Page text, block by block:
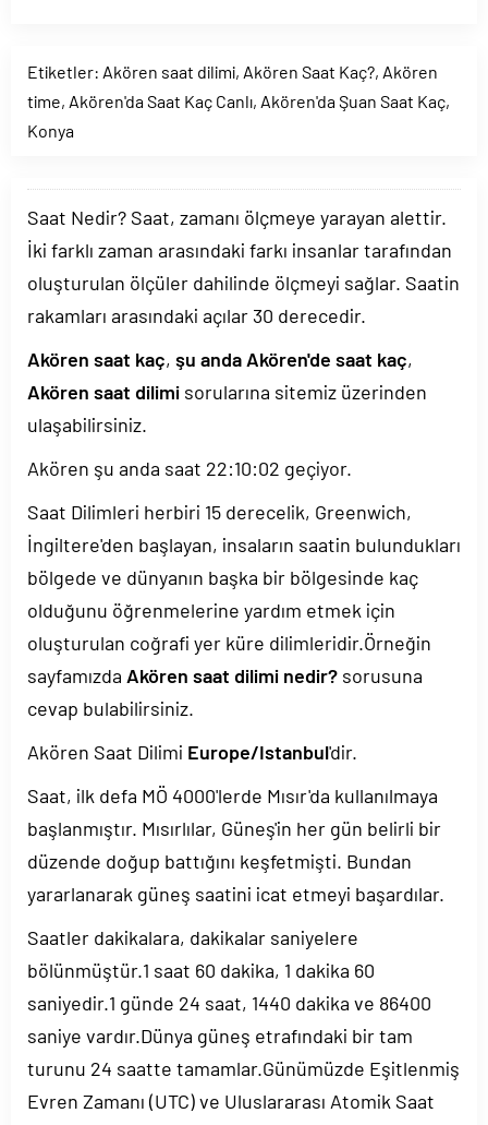
Etiketler: Akören saat dilimi, Akören Saat Kaç?, Akören
time, Akören'da Saat Kaç Canlı, Akören'da Şuan Saat Kaç,
Konya
Saat Nedir? Saat, zamanı ölçmeye yarayan alettir.
İki farklı zaman arasındaki farkı insanlar tarafından
oluşturulan ölçüler dahilinde ölçmeyi sağlar. Saatin
rakamları arasındaki açılar 30 derecedir.
Akören saat kaç, şu anda Akören'de saat kaç,
Akören saat dilimi sorularına sitemiz üzerinden
ulaşabilirsiniz.
Akören şu anda saat 22:10:02 geçiyor.
Saat Dilimleri herbiri 15 derecelik, Greenwich,
İngiltere'den başlayan, insaların saatin bulundukları
bölgede ve dünyanın başka bir bölgesinde kaç
olduğunu öğrenmelerine yardım etmek için
oluşturulan coğrafi yer küre dilimleridir.Örneğin
sayfamızda Akören saat dilimi nedir? sorusuna
cevap bulabilirsiniz.
Akören Saat Dilimi Europe/Istanbul'dir.
Saat, ilk defa MÖ 4000'lerde Mısır'da kullanılmaya
başlanmıştır. Mısırlılar, Güneş'in her gün belirli bir
düzende doğup battığını keşfetmişti. Bundan
yararlanarak güneş saatini icat etmeyi başardılar.
Saatler dakikalara, dakikalar saniyelere
bölünmüştür.1 saat 60 dakika, 1 dakika 60
saniyedir.1 günde 24 saat, 1440 dakika ve 86400
saniye vardır.Dünya güneş etrafındaki bir tam
turunu 24 saatte tamamlar.Günümüzde Eşitlenmiş
Evren Zamanı (UTC) ve Uluslararası Atomik Saat